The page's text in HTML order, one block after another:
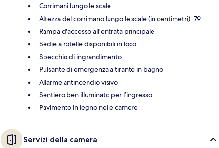
Corrimani lungo le scale
Altezza del corrimano lungo le scale (in centimetri): 79
Rampa d'accesso all'entrata principale
Sedie a rotelle disponibili in loco
Specchio di ingrandimento
Pulsante di emergenza a tirante in bagno
Allarme antincendio visivo
Sentiero ben illuminato per l’ingresso
Pavimento in legno nelle camere
Servizi della camera